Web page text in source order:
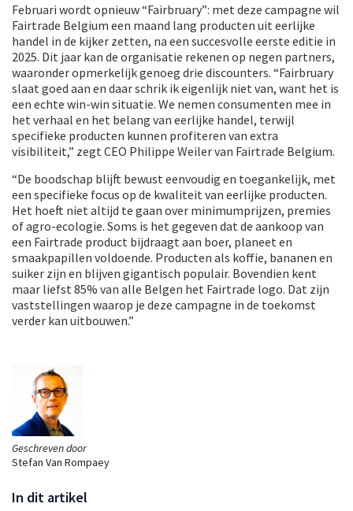
Geschreven door
Stefan Van Rompaey
In dit artikel
Februari wordt opnieuw “Fairbruary”: met deze campagne wil
Fairtrade Belgium een maand lang producten uit eerlijke
handel in de kijker zetten, na een succesvolle eerste editie in
2025. Dit jaar kan de organisatie rekenen op negen partners,
waaronder opmerkelijk genoeg drie discounters. “Fairbruary
slaat goed aan en daar schrik ik eigenlijk niet van, want het is
een echte win-win situatie. We nemen consumenten mee in
het verhaal en het belang van eerlijke handel, terwijl
specifieke producten kunnen profiteren van extra
visibiliteit,” zegt CEO Philippe Weiler van Fairtrade Belgium.
“De boodschap blijft bewust eenvoudig en toegankelijk, met
een specifieke focus op de kwaliteit van eerlijke producten.
Het hoeft niet altijd te gaan over minimumprijzen, premies
of agro-ecologie. Soms is het gegeven dat de aankoop van
een Fairtrade product bijdraagt aan boer, planeet en
smaakpapillen voldoende. Producten als koffie, bananen en
suiker zijn en blijven gigantisch populair. Bovendien kent
maar liefst 85% van alle Belgen het Fairtrade logo. Dat zijn
vaststellingen waarop je deze campagne in de toekomst
verder kan uitbouwen.”